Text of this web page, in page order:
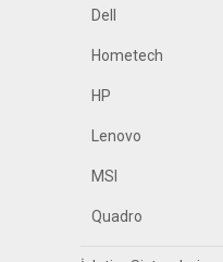
Dell
Hometech
HP
Lenovo
MSI
Quadro